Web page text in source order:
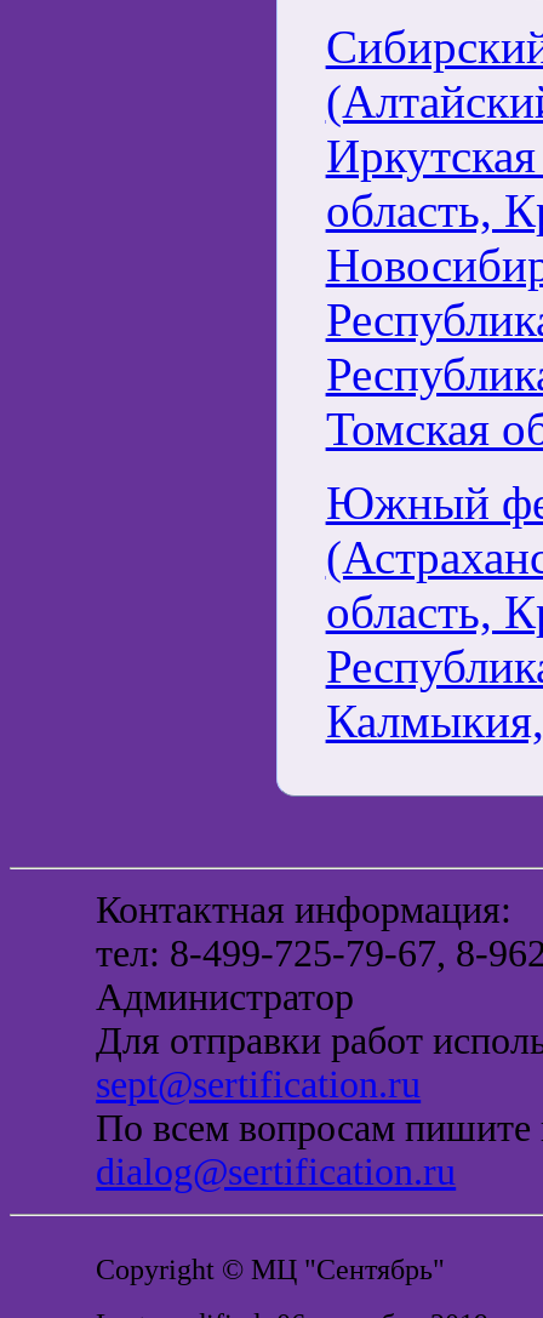
область,
Томская
Южный
область,
Калмыкия,
Контактная информация:
тел: 8-499-725-79-67, 8-
Администратор
Для отправки работ
sept@sertification.ru
По всем вопросам пишите
dialog@sertification.ru
Copyright © МЦ "Сентябрь"